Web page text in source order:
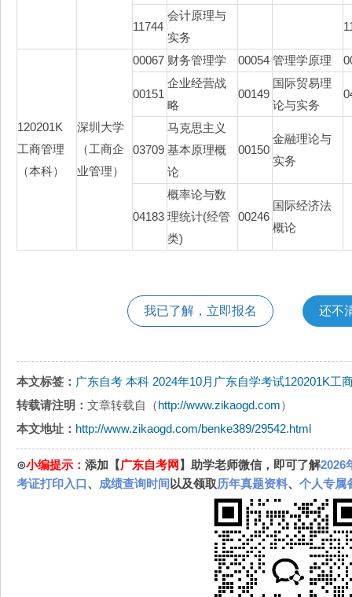
11744
会计原理与
实务
120201K
工商管理
（本科）
深圳大学
（工商企
业管理）
00067 财务管理学 00054 管理学原理
00151
企业经营战
略
00149
国际贸易理
论与实务
03709
马克思主义
基本原理概
论
00150
金融理论与
实务
04183
概率论与数
理统计(经管
类)
00246
国际经济法
概论
我已了解，立即报名 还不
本文标签： 广东自考 本科 2024年10月广东自学考试120201K工
转载请注明： 文章转载自（http://www.zikaogd.com）
本文地址： http://www.zikaogd.com/benke389/29542.html
⊙小编提示： 添加【广东自考网 】助学老师微信，即可了解2026
考证打印入口、 成绩查询时间 以及领取历年真题资料、 个人专属